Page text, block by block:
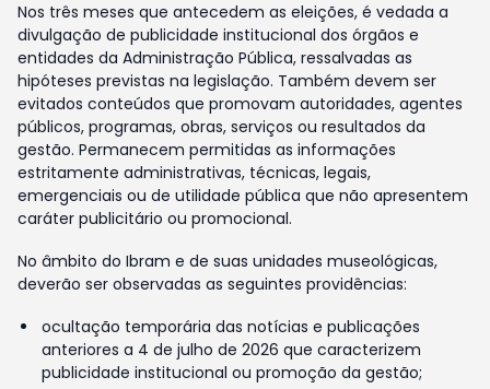
Nos três meses que antecedem as eleições, é vedada a
divulgação de publicidade institucional dos órgãos e
entidades da Administração Pública, ressalvadas as
hipóteses previstas na legislação. Também devem ser
evitados conteúdos que promovam autoridades, agentes
públicos, programas, obras, serviços ou resultados da
gestão. Permanecem permitidas as informações
estritamente administrativas, técnicas, legais,
emergenciais ou de utilidade pública que não apresentem
caráter publicitário ou promocional.
No âmbito do Ibram e de suas unidades museológicas,
deverão ser observadas as seguintes providências:
ocultação temporária das notícias e publicações
anteriores a 4 de julho de 2026 que caracterizem
publicidade institucional ou promoção da gestão;